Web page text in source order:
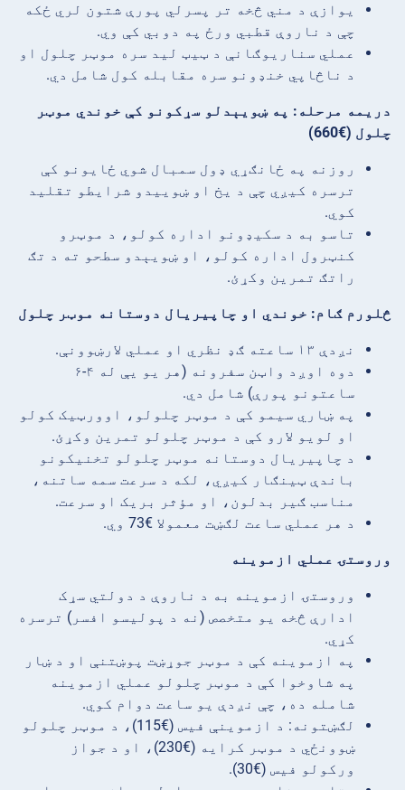
یوازې د مني څخه تر پسرلي پورې شتون لري ځکه
چې د ناروې قطبي ورځ په دوبي کې وي.
عملي سناریوګانې د ټیټ لید سره موټر چلول او
د ناڅاپي خنډونو سره مقابله کول شامل دي.
دریمه مرحله: په ښویېدلو سړکونو کې خوندي موټر
چلول (€660)
روزنه په ځانګړي ډول سمبال شوي ځایونو کې
ترسره کیږي چې د یخ او ښوییدو شرایطو تقلید
کوي.
تاسو به د سکیډونو اداره کولو، د موټرو
کنټرول اداره کولو، او ښویېدو سطحو ته د تګ
راتګ تمرین وکړئ.
څلورم ګام: خوندي او چاپیریال دوستانه موټر چلول
نږدې ۱۳ ساعته ګډ نظري او عملي لارښوونې.
دوه اوږد واټن سفرونه (هر یو یې له ۴-۶
ساعتونو پورې) شامل دي.
په ښاري سیمو کې د موټر چلولو، اوورټیک کولو
او لویو لارو کې د موټر چلولو تمرین وکړئ.
د چاپیریال دوستانه موټر چلولو تخنیکونو
باندې ټینګار کیږي، لکه د سرعت سمه ساتنه،
مناسب ګیر بدلون، او مؤثر بریک او سرعت.
د هر عملي ساعت لګښت معمولا €73 وي.
وروستۍ عملي ازموینه
وروستۍ ازموینه به د ناروې د دولتي سړک
ادارې څخه یو متخصص (نه د پولیسو افسر) ترسره
کړي.
په ازموینه کې د موټر جوړښت پوښتنې او د ښار
په شاوخوا کې د موټر چلولو عملي ازموینه
شامله ده، چې نږدې یو ساعت دوام کوي.
لګښتونه: د ازموینې فیس (€115)، د موټر چلولو
ښوونځي د موټر کرایه (€230)، او د جواز
ورکولو فیس (€30).